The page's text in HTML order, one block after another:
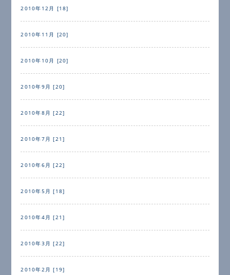
2010年12月 [18]
2010年11月 [20]
2010年10月 [20]
2010年9月 [20]
2010年8月 [22]
2010年7月 [21]
2010年6月 [22]
2010年5月 [18]
2010年4月 [21]
2010年3月 [22]
2010年2月 [19]